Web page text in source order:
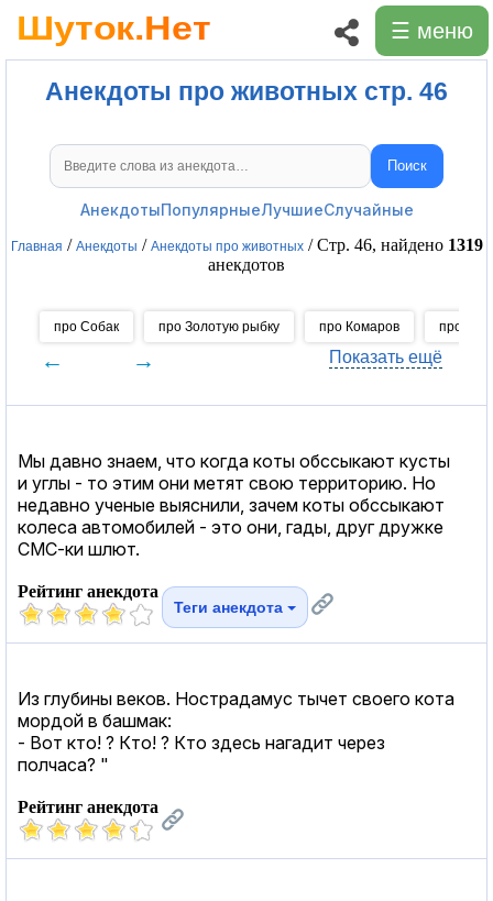
☰ меню
Анекдоты про животных стр. 46
Поиск анекдотов Поиск
АнекдотыПопулярныеЛучшиеСлучайные
Главная / Анекдоты / Анекдоты про животных/ Стр. 46, найдено 1319
анекдотов
про Собак про Золотую рыбку про Комаров про
← → Показать ещё
Мы давно знаем, что когда коты обссыкают кусты
и углы - то этим они метят свою территорию. Но
недавно ученые выяснили, зачем коты обссыкают
колеса автомобилей - это они, гады, друг дружке
СМС-ки шлют.
Рейтинг анекдота
Теги анекдота
Из глубины веков. Нострадамус тычет своего кота
мордой в башмак:
- Вот кто! ? Кто! ? Кто здесь нагадит через
полчаса? "
Рейтинг анекдота